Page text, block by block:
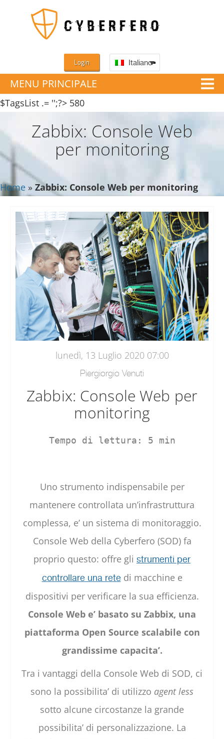
MENU PRINCIPALE
Login Italiano
$TagsList .= '';?>
Zabbix: Console Web
per monitoring
Home » Zabbix: Console Web per monitoring
lunedì, 13 Luglio 2020 07:00
Piergiorgio Venuti
Zabbix: Console Web per
monitoring
Tempo di lettura: 5 min
Uno strumento indispensabile per
mantenere controllata un’infrastruttura
complessa, e’ un sistema di monitoraggio.
Console Web della Cyberfero (SOD) fa
proprio questo: offre gli strumenti per
controllare una retedi macchine e
dispositivi per verificare la sua efficienza.
Console Web e’ basato su Zabbix, una
piattaforma Open Source scalabile con
grandissime capacita’.
Tra i vantaggi della Console Web di SOD, ci
sono la possibilita’ di utilizzo agent less
sotto alcune circostanze la grande
possibilita’ di personalizzazione. La
580